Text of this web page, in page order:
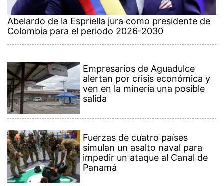
Abelardo de la Espriella jura como presidente de
Colombia para el periodo 2026-2030
Empresarios de Aguadulce
alertan por crisis económica y
ven en la minería una posible
salida
Fuerzas de cuatro países
simulan un asalto naval para
impedir un ataque al Canal de
Panamá